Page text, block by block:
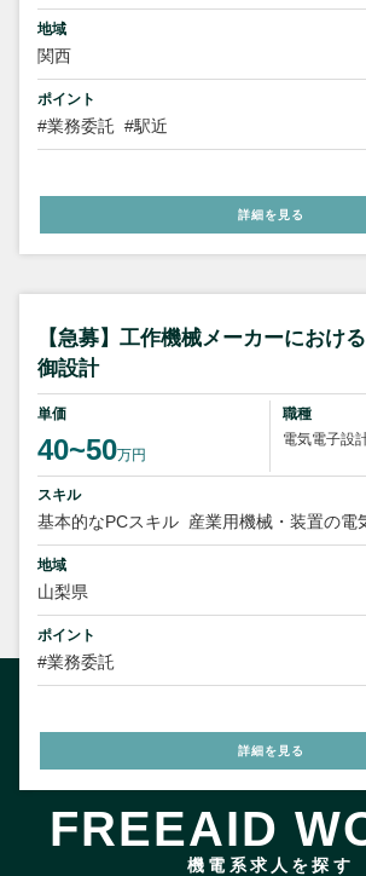
地域
関西
ポイント
#業務委託 #駅近
詳細を見る
【急募】工作機械メーカーにおけ
御設計
単価
40~50万円
職種
電気電子設
スキル
基本的なPCスキル 産業用機械・装置の電
地域
山梨県
ポイント
#業務委託
詳細を見る
FREEAID
機電系求人を探す